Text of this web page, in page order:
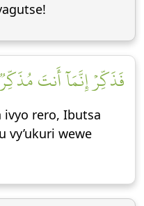
فَذَكِّرۡ إِنَّمَآ أَنتَ مُذَكِّرٞ
ivyo rero, Ibutsa
vy’ukuri wewe